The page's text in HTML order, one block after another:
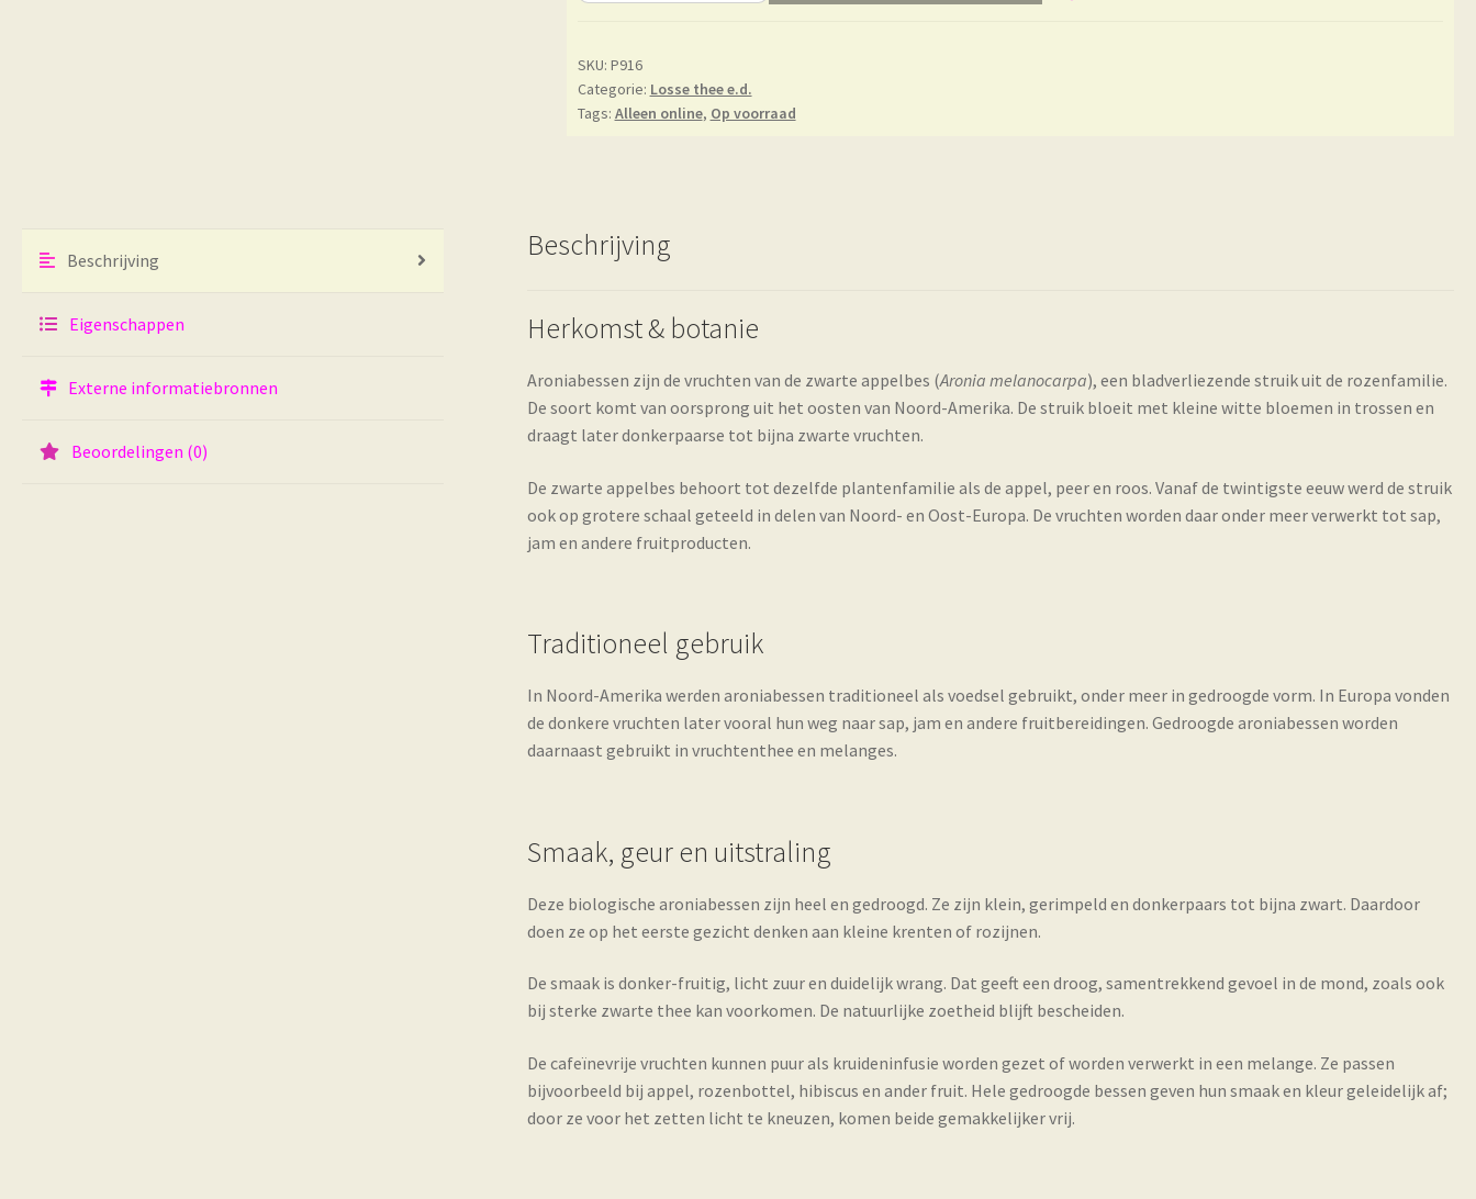
SKU: P916
Categorie: Losse thee e.d.
Tags: Alleen online, Op voorraad
Beschrijving
Eigenschappen
Externe informatiebronnen
Beoordelingen (0)
Beschrijving
Herkomst & botanie
Aroniabessen zijn de vruchten van de zwarte appelbes (Aronia melanocarpa), een bladverliezende struik uit de rozenfamilie.
De soort komt van oorsprong uit het oosten van Noord-Amerika. De struik bloeit met kleine witte bloemen in trossen en
draagt later donkerpaarse tot bijna zwarte vruchten.
De zwarte appelbes behoort tot dezelfde plantenfamilie als de appel, peer en roos. Vanaf de twintigste eeuw werd de struik
ook op grotere schaal geteeld in delen van Noord- en Oost-Europa. De vruchten worden daar onder meer verwerkt tot sap,
jam en andere fruitproducten.
Traditioneel gebruik
In Noord-Amerika werden aroniabessen traditioneel als voedsel gebruikt, onder meer in gedroogde vorm. In Europa vonden
de donkere vruchten later vooral hun weg naar sap, jam en andere fruitbereidingen. Gedroogde aroniabessen worden
daarnaast gebruikt in vruchtenthee en melanges.
Smaak, geur en uitstraling
Deze biologische aroniabessen zijn heel en gedroogd. Ze zijn klein, gerimpeld en donkerpaars tot bijna zwart. Daardoor
doen ze op het eerste gezicht denken aan kleine krenten of rozijnen.
De smaak is donker-fruitig, licht zuur en duidelijk wrang. Dat geeft een droog, samentrekkend gevoel in de mond, zoals ook
bij sterke zwarte thee kan voorkomen. De natuurlijke zoetheid blijft bescheiden.
De cafeïnevrije vruchten kunnen puur als kruideninfusie worden gezet of worden verwerkt in een melange. Ze passen
bijvoorbeeld bij appel, rozenbottel, hibiscus en ander fruit. Hele gedroogde bessen geven hun smaak en kleur geleidelijk af;
door ze voor het zetten licht te kneuzen, komen beide gemakkelijker vrij.